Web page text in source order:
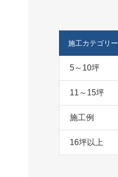
施工カテゴリー
5～10坪
11～15坪
施工例
16坪以上